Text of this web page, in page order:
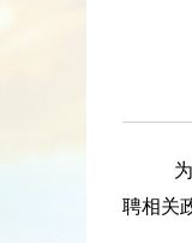
聘相关